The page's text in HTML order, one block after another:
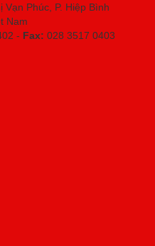
Phúc, P. Hiệp Bình
Nam
- Fax: 028 3517 0403